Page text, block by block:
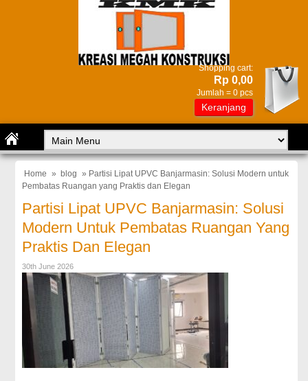
Shopping cart:
Rp 0,00
Jumlah = 0 pcs
Keranjang
Home » blog » Partisi Lipat UPVC Banjarmasin: Solusi Modern untuk
Pembatas Ruangan yang Praktis dan Elegan
Partisi Lipat UPVC Banjarmasin: Solusi
Modern Untuk Pembatas Ruangan Yang
Praktis Dan Elegan
30th June 2026